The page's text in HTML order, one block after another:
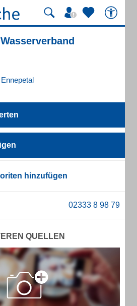
hinzufügen
QUELLEN